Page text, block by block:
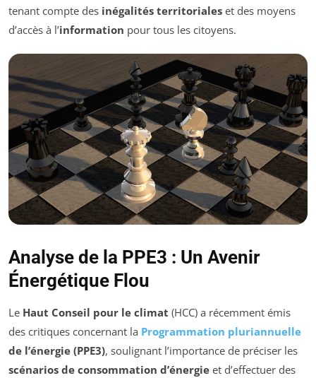
tenant compte des inégalités territoriales et des moyens
d’accès à l’information pour tous les citoyens.
Analyse de la PPE3 : Un Avenir
Énergétique Flou
Le Haut Conseil pour le climat (HCC) a récemment émis
des critiques concernant la Programmation pluriannuelle
de l’énergie (PPE3), soulignant l’importance de préciser les
scénarios de consommation d’énergie et d’effectuer des